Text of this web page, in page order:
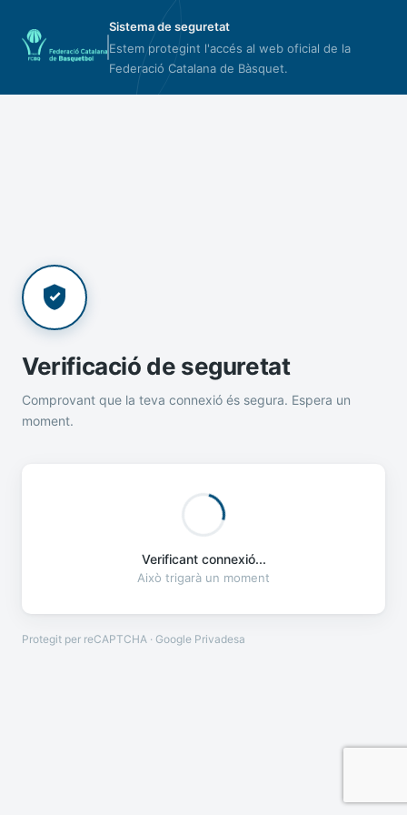
Sistema de seguretat
Estem protegint l'accés al web oficial de la
Federació Catalana de Bàsquet.
Verificació de seguretat
Comprovant que la teva connexió és segura. Espera un
moment.
Verificant connexió...
Això trigarà un moment
Protegit per reCAPTCHA · Google Privadesa